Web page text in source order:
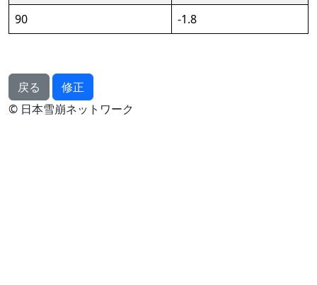
90
-1.8
戻る
修正
© 日本雪崩ネットワーク